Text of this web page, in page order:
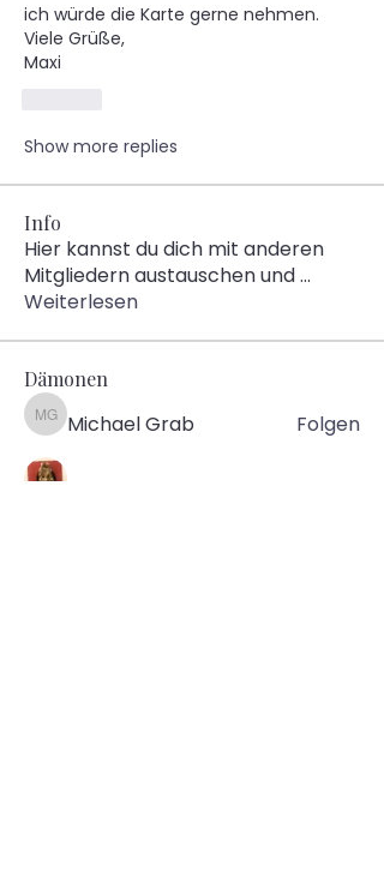
ich würde die Karte gerne nehmen.
Viele Grüße,
Maxi
Show more replies
Info
Hier kannst du dich mit anderen
Mitgliedern austauschen und...
Weiterlesen
Dämonen
Michael Grab
Michael Grab Folgen